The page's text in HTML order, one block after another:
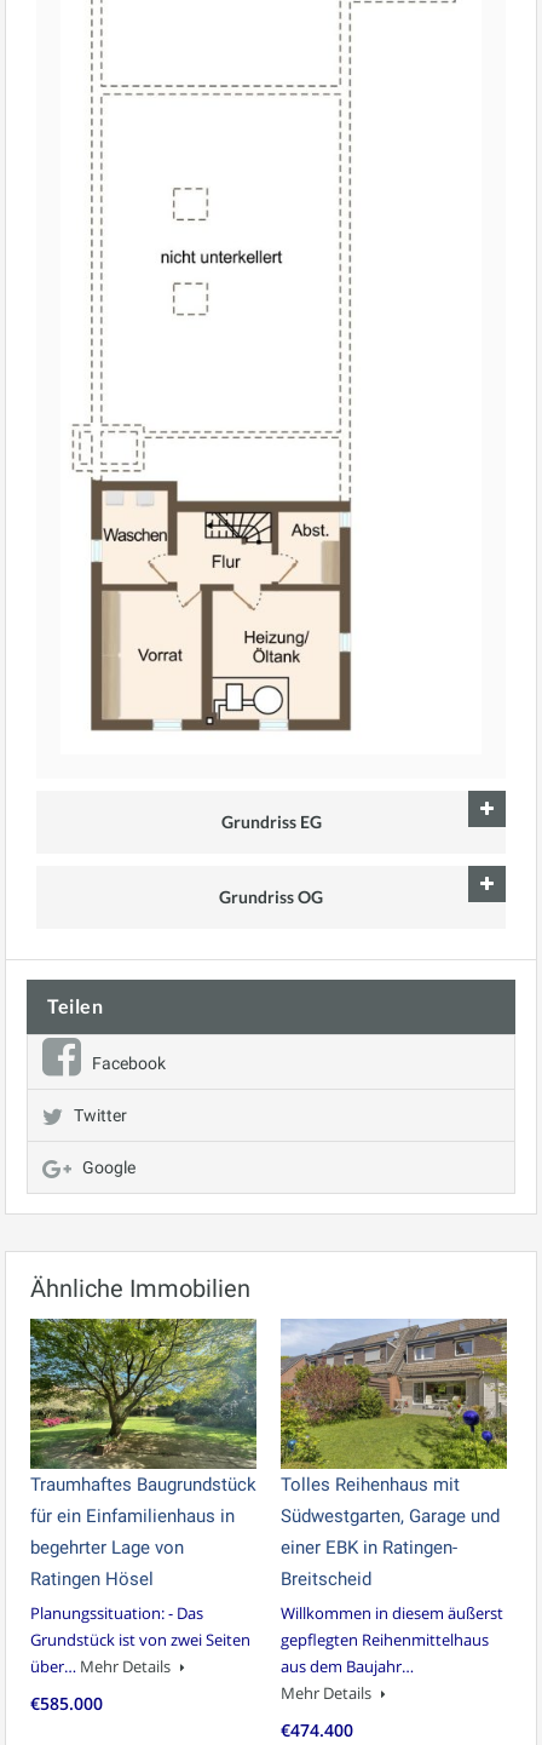
Grundriss EG
Grundriss OG
Teilen
Facebook
Twitter
Google
Ähnliche Immobilien
Traumhaftes Baugrundstück
für ein Einfamilienhaus in
begehrter Lage von
Ratingen Hösel
Planungssituation: - Das
Grundstück ist von zwei Seiten
über… Mehr Details
€585.000
Tolles Reihenhaus mit
Südwestgarten, Garage und
einer EBK in Ratingen-
Breitscheid
Willkommen in diesem äußerst
gepflegten Reihenmittelhaus
aus dem Baujahr…
Mehr Details
€474.400